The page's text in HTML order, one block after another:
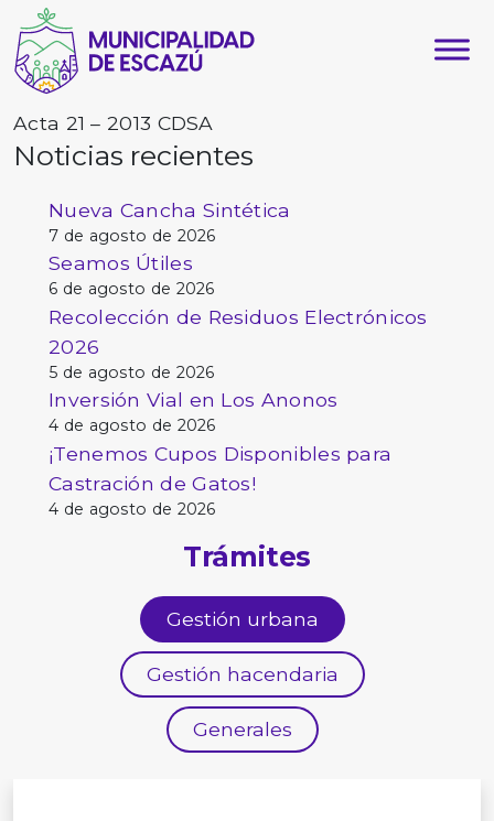
Acta 21 – 2013 CDSA
Noticias recientes
Nueva Cancha Sintética
7 de agosto de 2026
Seamos Útiles
6 de agosto de 2026
Recolección de Residuos Electrónicos
2026
5 de agosto de 2026
Inversión Vial en Los Anonos
4 de agosto de 2026
¡Tenemos Cupos Disponibles para
Castración de Gatos!
4 de agosto de 2026
Trámites
Gestión urbana
Gestión hacendaria
Generales